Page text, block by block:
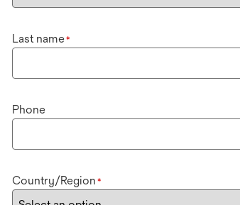
Last name*
Phone
Country/Region *